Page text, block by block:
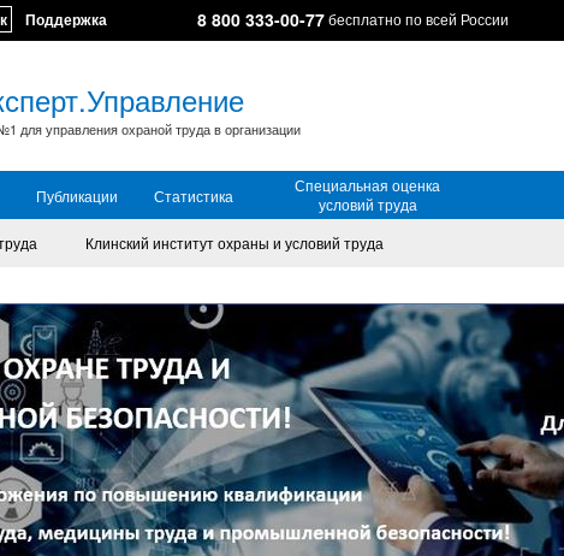
Поддержка 8 800 333-00-77бесплатно по всей России
для управления охраной труда в организации
Публикации Статистика
Специальная оценка
условий труда
Клинский институт охраны и условий труда